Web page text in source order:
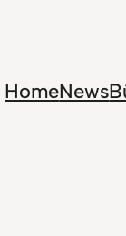
HomeNews